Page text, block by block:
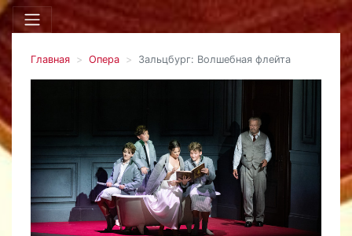
Главная Опера Зальцбург: Волшебная флейта